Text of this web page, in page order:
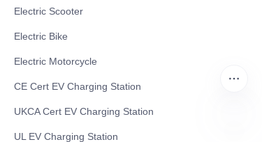
Electric Scooter
Electric Bike
Electric Motorcycle
CE Cert EV Charging Station
UKCA Cert EV Charging Station
UL EV Charging Station